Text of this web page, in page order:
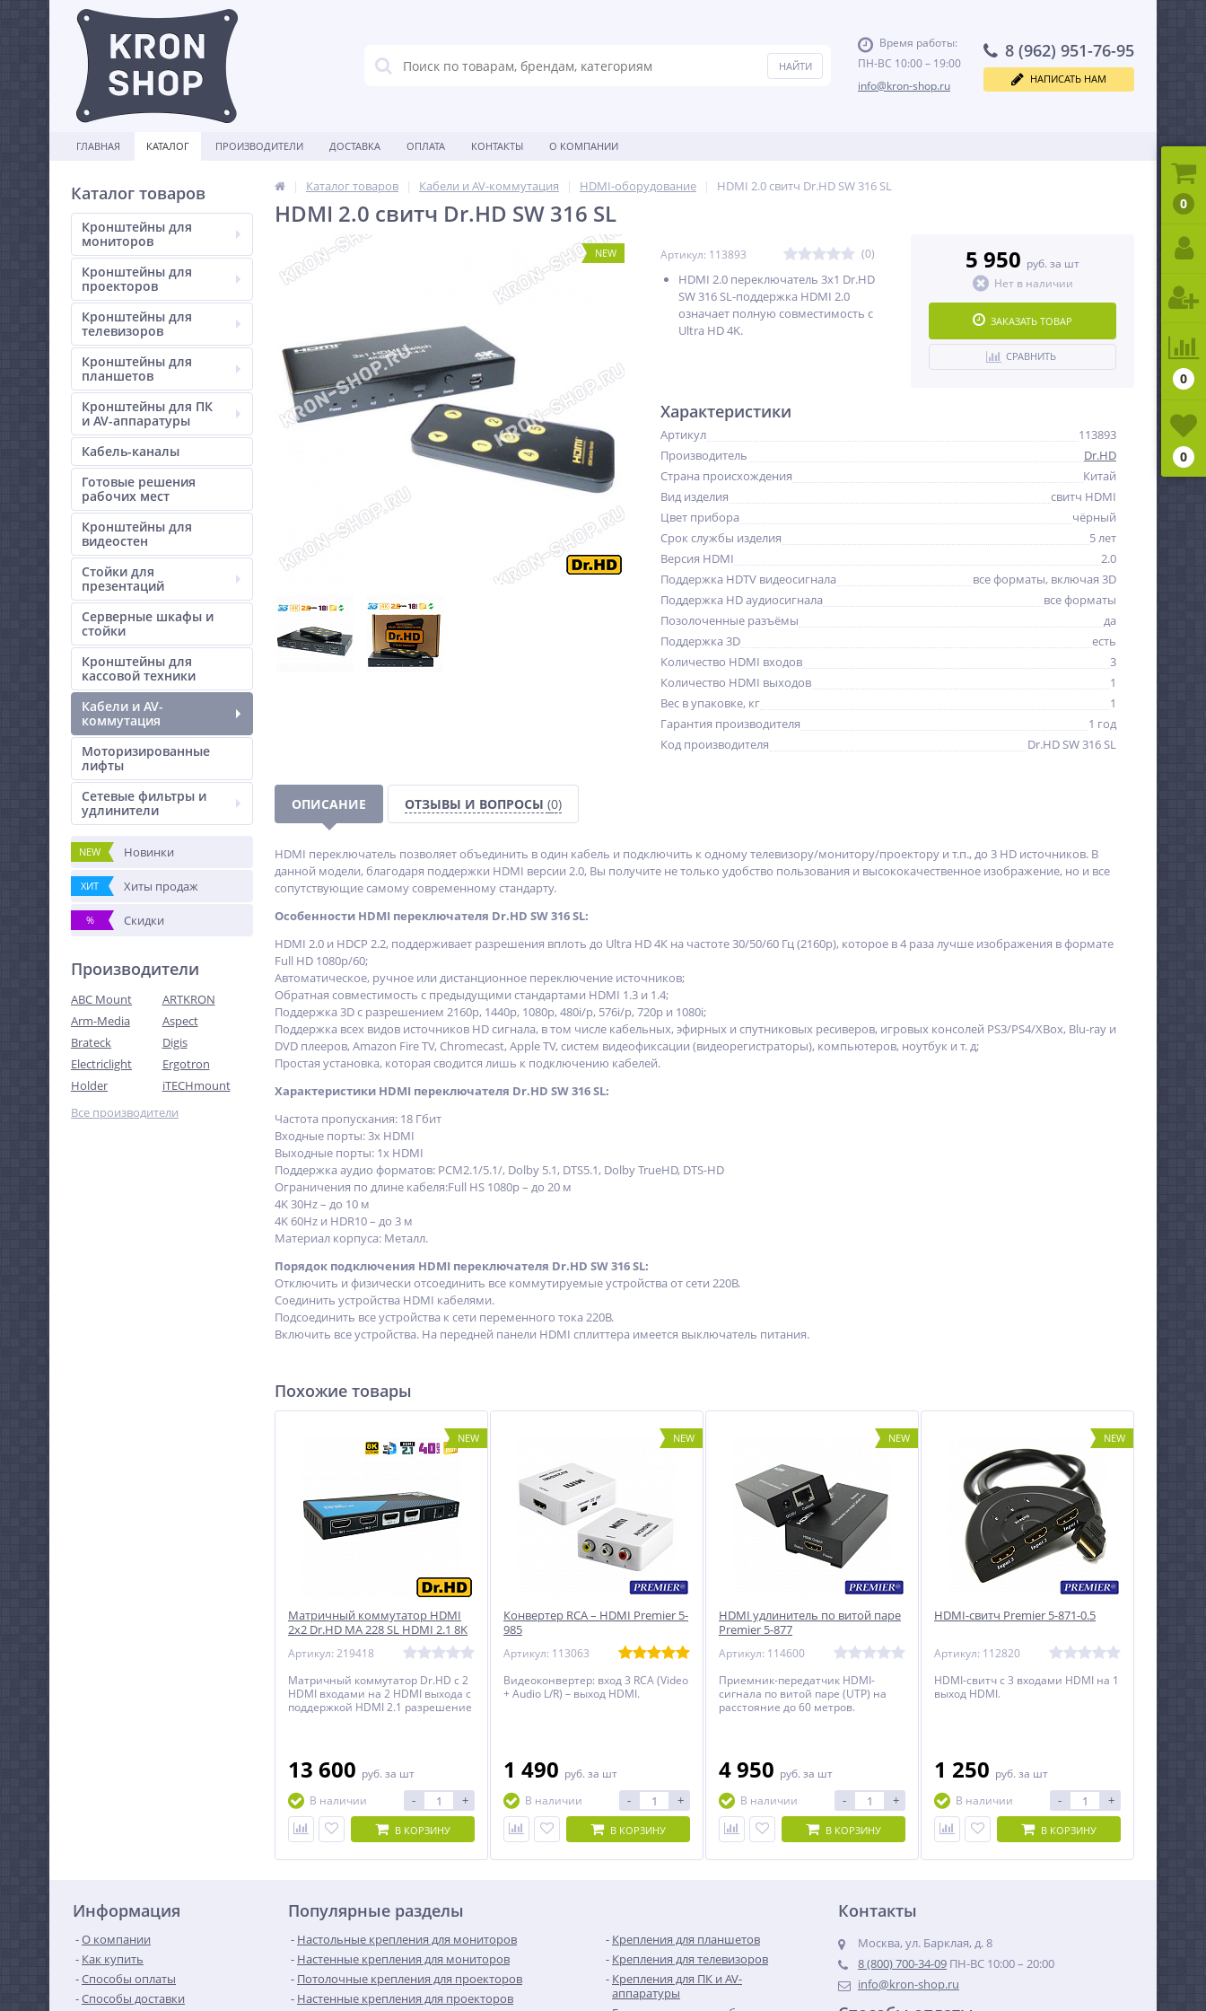
Время работы:
ПН-ВС 10:00 – 19:00
info@kron-shop.ru
8 (962) 951-76-95
НАПИСАТЬ НАМ
ГЛАВНАЯ КАТАЛОГ ПРОИЗВОДИТЕЛИ ДОСТАВКА ОПЛАТА КОНТАКТЫ О КОМПАНИИ
Каталог товаров
Кронштейны для
мониторов
Кронштейны для
проекторов
Кронштейны для
телевизоров
Кронштейны для
планшетов
Кронштейны для ПК
и AV-аппаратуры
Кабель-каналы
Готовые решения
рабочих мест
Кронштейны для
видеостен
Стойки для
презентаций
Серверные шкафы и
стойки
Кронштейны для
кассовой техники
Кабели и AV-
коммутация
Моторизированные
лифты
Сетевые фильтры и
удлинители
NEW Новинки
ХИТ Хиты продаж
% Скидки
Производители
ABC Mount
ARTKRON
Arm-Media
Aspect
Brateck
Digis
Electriclight
Ergotron
Holder
iTECHmount
Все производители
Каталог товаров Кабели и AV-коммутация HDMI-оборудование HDMI 2.0 свитч Dr.HD SW 316 SL
HDMI 2.0 свитч Dr.HD SW 316 SL
NEW Артикул: 113893 (0)
HDMI 2.0 переключатель 3х1 Dr.HD
SW 316 SL-поддержка HDMI 2.0
означает полную совместимость с
Ultra HD 4K.
5 950 руб. за шт
Нет в наличии
ЗАКАЗАТЬ ТОВАР
СРАВНИТЬ
Характеристики
Артикул
113893
Производитель
Dr.HD
Страна происхождения
Китай
Вид изделия
свитч HDMI
Цвет прибора
чёрный
Срок службы изделия
5 лет
Версия HDMI
2.0
Поддержка HDTV видеосигнала
все форматы, включая 3D
Поддержка HD аудиосигнала
все форматы
Позолоченные разъёмы
да
Поддержка 3D
есть
Количество HDMI входов
3
Количество HDMI выходов
1
Вес в упаковке, кг
1
Гарантия производителя
1 год
Код производителя
Dr.HD SW 316 SL
ОПИСАНИЕ ОТЗЫВЫ И ВОПРОСЫ (0)
HDMI переключатель позволяет объединить в один кабель и подключить к одному телевизору/монитору/проектору и т.п., до 3 HD источников. В
данной модели, благодаря поддержки HDMI версии 2.0, Вы получите не только удобство пользования и высококачественное изображение, но и все
сопутствующие самому современному стандарту.
Особенности HDMI переключателя Dr.HD SW 316 SL:
HDMI 2.0 и HDCP 2.2, поддерживает разрешения вплоть до Ultra HD 4К на частоте 30/50/60 Гц (2160p), которое в 4 раза лучше изображения в формате
Full HD 1080p/60;
Автоматическое, ручное или дистанционное переключение источников;
Обратная совместимость с предыдущими стандартами HDMI 1.3 и 1.4;
Поддержка 3D с разрешением 2160p, 1440p, 1080p, 480i/p, 576i/р, 720p и 1080i;
Поддержка всех видов источников HD сигнала, в том числе кабельных, эфирных и спутниковых ресиверов, игровых консолей PS3/PS4/ХBох, Blu-ray и
DVD плееров, Amazon Fire TV, Chromecast, Apple TV, систем видеофиксации (видеорегистраторы), компьютеров, ноутбук и т. д;
Простая установка, которая сводится лишь к подключению кабелей.
Характеристики HDMI переключателя Dr.HD SW 316 SL:
Частота пропускания: 18 Гбит
Входные порты: 3x HDMI
Выходные порты: 1x HDMI
Поддержка аудио форматов: PCM2.1/5.1/, Dolby 5.1, DTS5.1, Dolby TrueHD, DTS-HD
Ограничения по длине кабеля:Full HS 1080p – до 20 м
4K 30Hz – до 10 м
4K 60Hz и HDR10 – до 3 м
Материал корпуса: Металл.
Порядок подключения HDMI переключателя Dr.HD SW 316 SL:
Отключить и физически отсоединить все коммутируемые устройства от сети 220В.
Соединить устройства HDMI кабелями.
Подсоединить все устройства к сети переменного тока 220В.
Включить все устройства. На передней панели HDMI сплиттера имеется выключатель питания.
Похожие товары
NEW
Матричный коммутатор HDMI
2х2 Dr.HD MA 228 SL HDMI 2.1 8K
Артикул: 219418
Матричный коммутатор Dr.HD с 2
HDMI входами на 2 HDMI выхода с
поддержкой HDMI 2.1 разрешение
13 600 руб. за шт
В наличии
- +
В КОРЗИНУ
NEW
Конвертер RCA – HDMI Premier 5-
985
Артикул: 113063
Видеоконвертер: вход 3 RCA (Video
+ Audio L/R) – выход HDMI.
1 490 руб. за шт
В наличии
- +
В КОРЗИНУ
NEW
HDMI удлинитель по витой паре
Premier 5-877
Артикул: 114600
Приемник-передатчик HDMI-
сигнала по витой паре (UTP) на
расстояние до 60 метров.
4 950 руб. за шт
В наличии
- +
В КОРЗИНУ
NEW
HDMI-свитч Premier 5-871-0.5
Артикул: 112820
HDMI-свитч с 3 входами HDMI на 1
выход HDMI.
1 250 руб. за шт
В наличии
- +
В КОРЗИНУ
Информация
О компании
Как купить
Способы оплаты
Способы доставки
Популярные разделы
Настольные крепления для мониторов
Настенные крепления для мониторов
Потолочные крепления для проекторов
Настенные крепления для проекторов
Крепления для планшетов
Крепления для телевизоров
Крепления для ПК и AV-
аппаратуры
Контакты
Москва, ул. Барклая, д. 8
8 (800) 700-34-09 ПН-ВС 10:00 – 20:00
info@kron-shop.ru
0
0
0